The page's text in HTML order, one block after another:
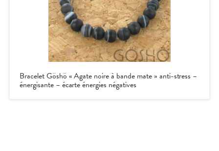
Bracelet Göshö « Agate noire à bande mate » anti-stress –
énergisante – écarte énergies négatives